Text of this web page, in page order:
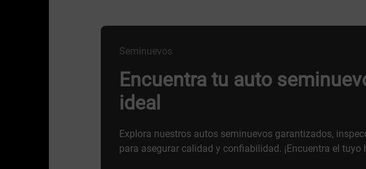
Seminuevos
Encuentra tu auto
ideal
Explora nuestros autos seminuevos garantizados,
para asegurar calidad y confiabilidad. ¡Encuentra el tuyo